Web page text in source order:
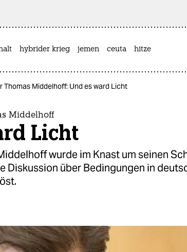
hybrider krieg jemen ceuta hitze
Thomas Middelhoff: Und es ward Licht
Middelhoff
Licht
wurde im Knast um seinen
Diskussion über Bedingungen in